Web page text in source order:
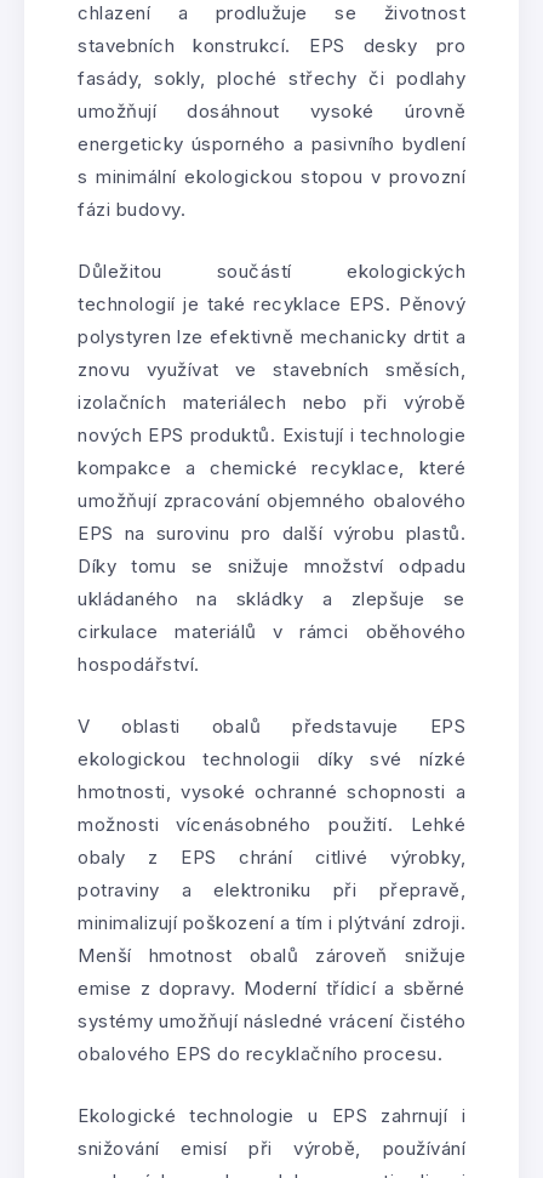
chlazení a prodlužuje se životnost
stavebních konstrukcí. EPS desky pro
fasády, sokly, ploché střechy či podlahy
umožňují dosáhnout vysoké úrovně
energeticky úsporného a pasivního bydlení
s minimální ekologickou stopou v provozní
fázi budovy.
Důležitou součástí ekologických
technologií je také recyklace EPS. Pěnový
polystyren lze efektivně mechanicky drtit a
znovu využívat ve stavebních směsích,
izolačních materiálech nebo při výrobě
nových EPS produktů. Existují i technologie
kompakce a chemické recyklace, které
umožňují zpracování objemného obalového
EPS na surovinu pro další výrobu plastů.
Díky tomu se snižuje množství odpadu
ukládaného na skládky a zlepšuje se
cirkulace materiálů v rámci oběhového
hospodářství.
V oblasti obalů představuje EPS
ekologickou technologii díky své nízké
hmotnosti, vysoké ochranné schopnosti a
možnosti vícenásobného použití. Lehké
obaly z EPS chrání citlivé výrobky,
potraviny a elektroniku při přepravě,
minimalizují poškození a tím i plýtvání zdroji.
Menší hmotnost obalů zároveň snižuje
emise z dopravy. Moderní třídicí a sběrné
systémy umožňují následné vrácení čistého
obalového EPS do recyklačního procesu.
Ekologické technologie u EPS zahrnují i
snižování emisí při výrobě, používání